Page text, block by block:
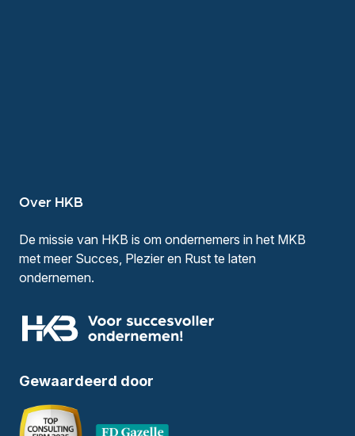
Over HKB
De missie van HKB is om ondernemers in het MKB
met meer Succes, Plezier en Rust te laten
ondernemen.
Gewaardeerd door